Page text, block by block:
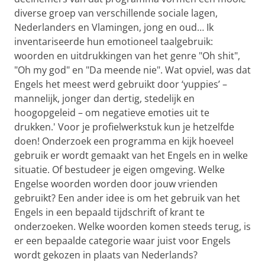
diverse groep van verschillende sociale lagen,
Nederlanders en Vlamingen, jong en oud… Ik
inventariseerde hun emotioneel taalgebruik:
woorden en uitdrukkingen van het genre "Oh shit",
"Oh my god" en "Da meende nie". Wat opviel, was dat
Engels het meest werd gebruikt door ‘yuppies’ –
mannelijk, jonger dan dertig, stedelijk en
hoogopgeleid – om negatieve emoties uit te
drukken.' Voor je profielwerkstuk kun je hetzelfde
doen! Onderzoek een programma en kijk hoeveel
gebruik er wordt gemaakt van het Engels en in welke
situatie. Of bestudeer je eigen omgeving. Welke
Engelse woorden worden door jouw vrienden
gebruikt? Een ander idee is om het gebruik van het
Engels in een bepaald tijdschrift of krant te
onderzoeken. Welke woorden komen steeds terug, is
er een bepaalde categorie waar juist voor Engels
wordt gekozen in plaats van Nederlands?